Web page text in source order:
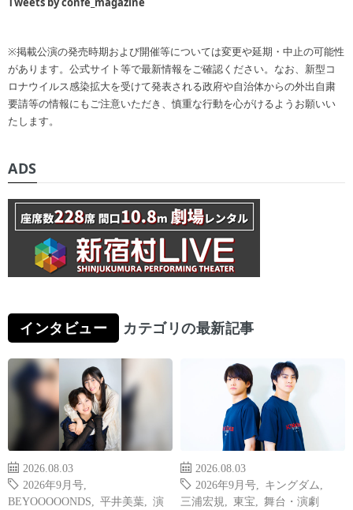
※掲載公演の発売時期および開催等については変更や延期・中止の可能性
があります。公式サイト等で最新情報をご確認ください。なお、新型コ
ロナウイルス感染拡大を受けて発表される政府や自治体からの外出自粛
要請等の情報にもご注意いただき、慎重な行動を心がけるようお願いい
たします。
ADS
インタビュー カテゴリの最新記事
2026.08.03
2026年9月号
BEYOOOOONDS
平井美葉
演
2026.08.03
2026年9月号
キングダム
三浦宏規
東宝 舞台・演劇